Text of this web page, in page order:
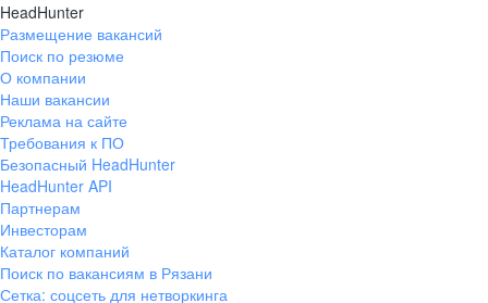
HeadHunter
Размещение вакансий
Поиск по резюме
О компании
Наши вакансии
Реклама на сайте
Требования к ПО
Безопасный HeadHunter
HeadHunter API
Партнерам
Инвесторам
Каталог компаний
Поиск по вакансиям в Рязани
Сетка: соцсеть для нетворкинга